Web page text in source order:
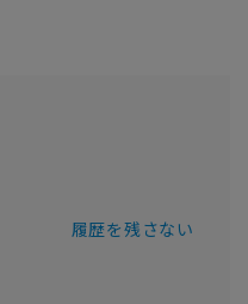
履歴を残さない